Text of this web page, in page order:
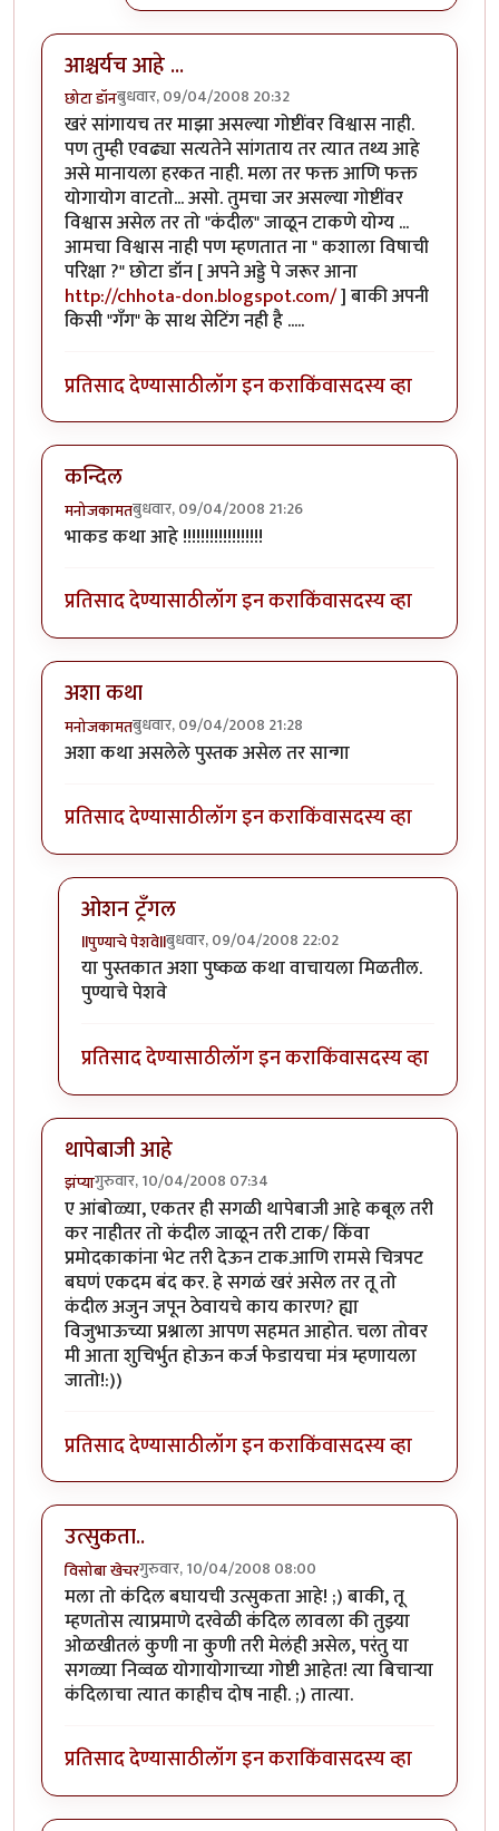
आश्चर्यच आहे ...
छोटा डॉनबुधवार, 09/04/2008 20:32
खरं सांगायच तर माझा असल्या गोष्टींवर विश्वास नाही.
पण तुम्ही एवढ्या सत्यतेने सांगताय तर त्यात तथ्य आहे
असे मानायला हरकत नाही. मला तर फक्त आणि फक्त
योगायोग वाटतो... असो. तुमचा जर असल्या गोष्टींवर
विश्वास असेल तर तो "कंदील" जाळून टाकणे योग्य ...
आमचा विश्वास नाही पण म्हणतात ना " कशाला विषाची
परिक्षा ?" छोटा डॉन [ अपने अड्डे पे जरूर आना
http://chhota-don.blogspot.com/] बाकी अपनी
किसी "गँग" के साथ सेटिंग नही है .....
प्रतिसाद देण्यासाठीलॉग इन कराकिंवासदस्य व्हा
कन्दिल
मनोजकामतबुधवार, 09/04/2008 21:26
भाकड कथा आहे !!!!!!!!!!!!!!!!!!
प्रतिसाद देण्यासाठीलॉग इन कराकिंवासदस्य व्हा
अशा कथा
मनोजकामतबुधवार, 09/04/2008 21:28
अशा कथा असलेले पुस्तक असेल तर सान्गा
प्रतिसाद देण्यासाठीलॉग इन कराकिंवासदस्य व्हा
ओशन ट्रँगल
llपुण्याचे पेशवेllबुधवार, 09/04/2008 22:02
In reply toअशा कथाbyमनोजकामत
या पुस्तकात अशा पुष्कळ कथा वाचायला मिळतील.
पुण्याचे पेशवे
प्रतिसाद देण्यासाठीलॉग इन कराकिंवासदस्य व्हा
थापेबाजी आहे
झंप्यागुरुवार, 10/04/2008 07:34
ए आंबोळ्या, एकतर ही सगळी थापेबाजी आहे कबूल तरी
कर नाहीतर तो कंदील जाळून तरी टाक/ किंवा
प्रमोदकाकांना भेट तरी देऊन टाक.आणि रामसे चित्रपट
बघणं एकदम बंद कर. हे सगळं खरं असेल तर तू तो
कंदील अजुन जपून ठेवायचे काय कारण? ह्या
विजुभाऊच्या प्रश्नाला आपण सहमत आहोत. चला तोवर
मी आता शुचिर्भुत होऊन कर्ज फेडायचा मंत्र म्हणायला
जातो!:))
प्रतिसाद देण्यासाठीलॉग इन कराकिंवासदस्य व्हा
उत्सुकता..
विसोबा खेचरगुरुवार, 10/04/2008 08:00
मला तो कंदिल बघायची उत्सुकता आहे! ;) बाकी, तू
म्हणतोस त्याप्रमाणे दरवेळी कंदिल लावला की तुझ्या
ओळखीतलं कुणी ना कुणी तरी मेलंही असेल, परंतु या
सगळ्या निव्वळ योगायोगाच्या गोष्टी आहेत! त्या बिचार्‍या
कंदिलाचा त्यात काहीच दोष नाही. ;) तात्या.
प्रतिसाद देण्यासाठीलॉग इन कराकिंवासदस्य व्हा